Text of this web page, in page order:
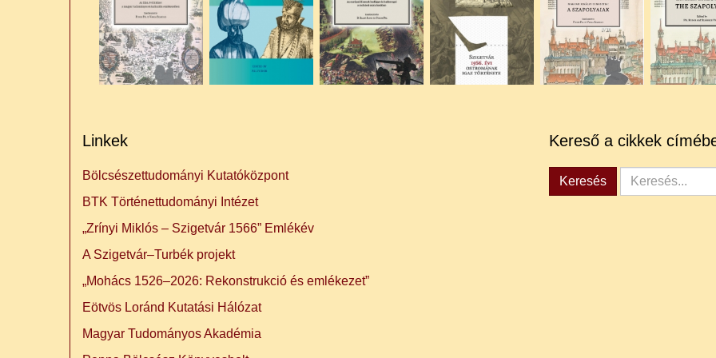
Linkek
Bölcsészettudományi Kutatóközpont
BTK Történettudományi Intézet
„Zrínyi Miklós – Szigetvár 1566” Emlékév
A Szigetvár–Turbék projekt
„Mohács 1526–2026: Rekonstrukció és emlékezet”
Eötvös Loránd Kutatási Hálózat
Magyar Tudományos Akadémia
Kereső a cikkek
Keresés Keresés...